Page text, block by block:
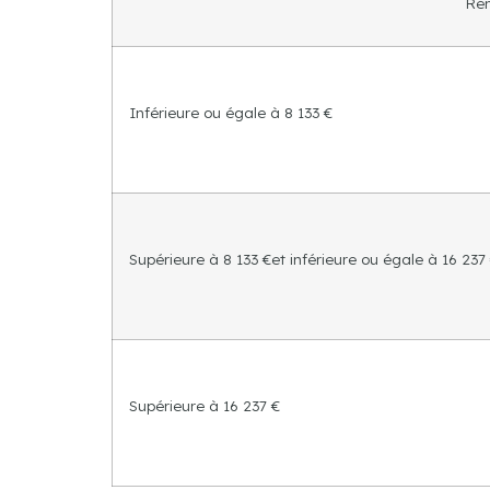
Inférieure ou égale à 8 133 €
Supérieure à 8 133 €et inférieure ou égale à 16 237
Supérieure à 16 237 €